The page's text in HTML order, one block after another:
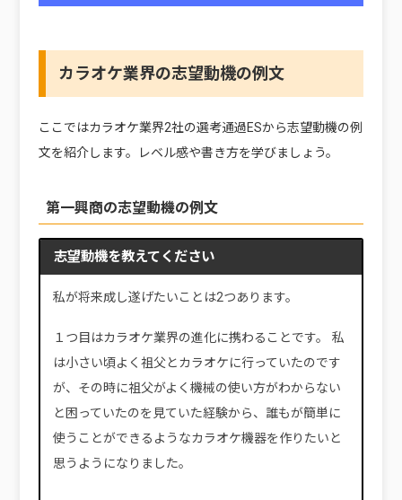
カラオケ業界の志望動機の例文
ここではカラオケ業界2社の選考通過ESから志望動機の例
文を紹介します。レベル感や書き方を学びましょう。
第一興商の志望動機の例文
志望動機を教えてください
私が将来成し遂げたいことは2つあります。
１つ目はカラオケ業界の進化に携わることです。 私
は小さい頃よく祖父とカラオケに行っていたのです
が、その時に祖父がよく機械の使い方がわからない
と困っていたのを見ていた経験から、誰もが簡単に
使うことができるようなカラオケ機器を作りたいと
思うようになりました。